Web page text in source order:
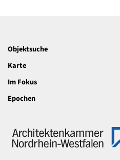
Objektsuche
Karte
Im Fokus
Epochen